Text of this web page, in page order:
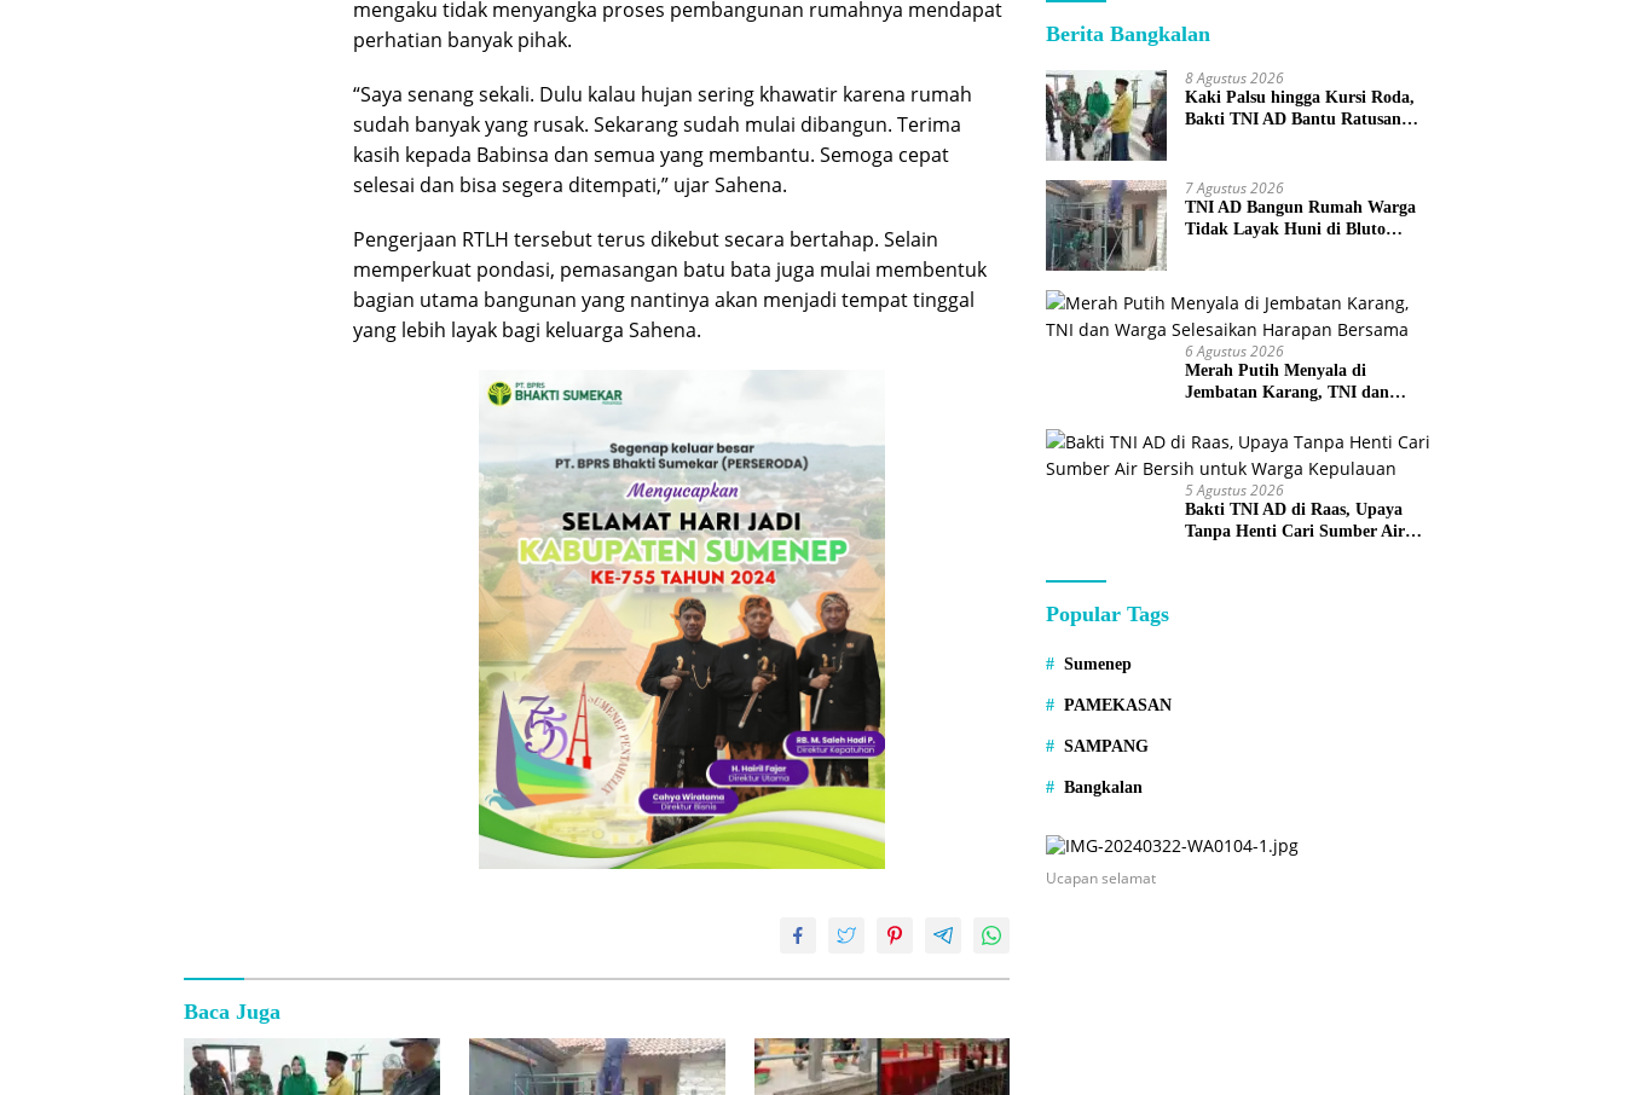
mengaku tidak menyangka proses pembangunan rumahnya mendapat
perhatian banyak pihak.
“Saya senang sekali. Dulu kalau hujan sering khawatir karena rumah
sudah banyak yang rusak. Sekarang sudah mulai dibangun. Terima
kasih kepada Babinsa dan semua yang membantu. Semoga cepat
selesai dan bisa segera ditempati,” ujar Sahena.
Pengerjaan RTLH tersebut terus dikebut secara bertahap. Selain
memperkuat pondasi, pemasangan batu bata juga mulai membentuk
bagian utama bangunan yang nantinya akan menjadi tempat tinggal
yang lebih layak bagi keluarga Sahena.
Baca Juga
Berita Bangkalan
8 Agustus 2026
Kaki Palsu hingga Kursi Roda,
Bakti TNI AD Bantu Ratusan
7 Agustus 2026
TNI AD Bangun Rumah Warga
Tidak Layak Huni di Bluto
6 Agustus 2026
Merah Putih Menyala di
Jembatan Karang, TNI dan
Bersama
5 Agustus 2026
Bakti TNI AD di Raas, Upaya
Tanpa Henti Cari Sumber Air
Popular Tags
Sumenep
PAMEKASAN
SAMPANG
Bangkalan
Ucapan selamat